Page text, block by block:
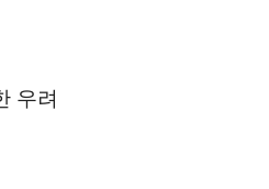
우려